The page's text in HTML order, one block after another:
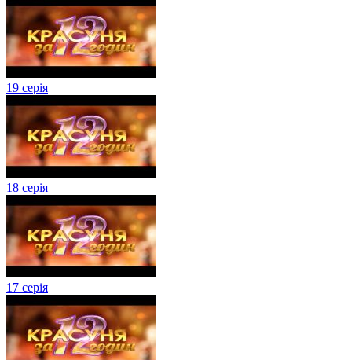
19 серія
18 серія
17 серія